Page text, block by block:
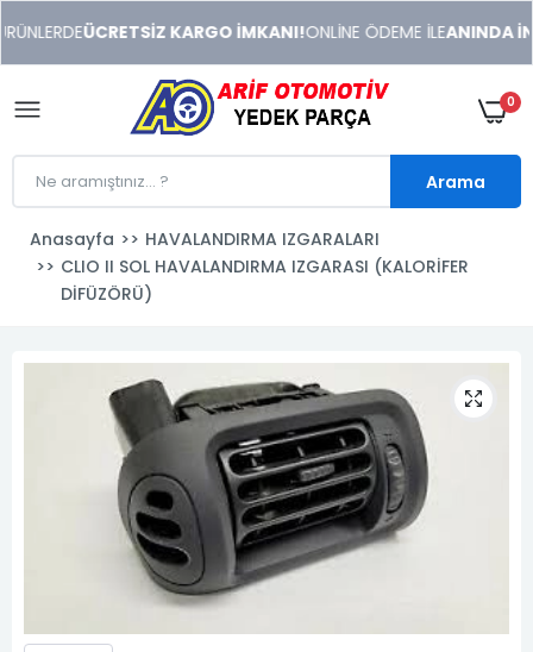
xonusu
veren
sitolar
ÜCRETSİZ KARGO İMKANI!ONLİNE ÖDEME İLEANINDA
0
Arama
Anasayfa
HAVALANDIRMA IZGARALARI
CLIO II SOL HAVALANDIRMA IZGARASI (KALORİFER
DİFÜZÖRÜ)